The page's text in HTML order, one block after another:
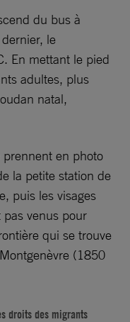
du bus à
le
En mettant le pied
adultes, plus
natal,
en photo
la petite station de
puis les visages
pas venus pour
qui se trouve
(1850
droits des migrants